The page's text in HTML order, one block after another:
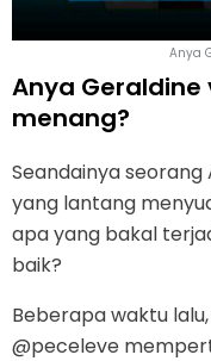
Anya
Anya Geraldine
menang?
Seandainya
yang lantang
apa yang bakal
baik?
Beberapa waktu
@peceleve